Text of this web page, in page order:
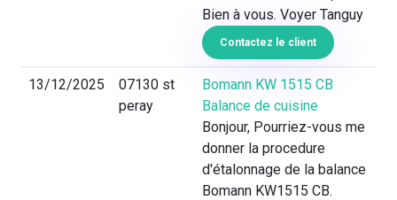
Bien à vous. Voyer Tanguy
Contactez le client
13/12/2025
07130 st
peray
Bomann KW 1515 CB
Balance de cuisine
Bonjour, Pourriez-vous me
donner la procedure
d'étalonnage de la balance
Bomann KW1515 CB.